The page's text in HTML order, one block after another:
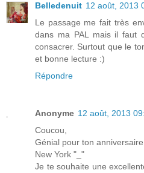
Belledenuit 12 août, 2013
Le passage me fait très
dans ma PAL mais il faut
consacrer. Surtout que le
et bonne lecture :)
Répondre
Anonyme 12 août, 2013
Coucou,
Génial pour ton
New York "_"
Je te souhaite une